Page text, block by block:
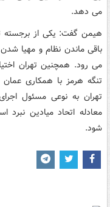
می دهد.
هیمن گفت: یکی از برجسته
باقی ماندن نظام و مهیا
می رود. همچنین تهران
تنگه هرمز با همکاری
تهران به نوعی مسئول
معادله اتحاد میادین
شود.